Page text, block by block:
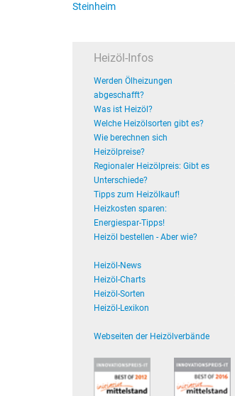
Steinheim
Heizöl-Infos
Werden Ölheizungen
abgeschafft?
Was ist Heizöl?
Welche Heizölsorten gibt es?
Wie berechnen sich
Heizölpreise?
Regionaler Heizölpreis: Gibt es
Unterschiede?
Tipps zum Heizölkauf!
Heizkosten sparen:
Energiespar-Tipps!
Heizöl bestellen - Aber wie?
Heizöl-News
Heizöl-Charts
Heizöl-Sorten
Heizöl-Lexikon
Webseiten der Heizölverbände